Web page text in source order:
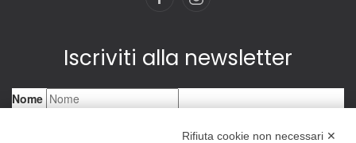
Iscriviti alla newsletter
Rifiuta cookie non necessari ✕